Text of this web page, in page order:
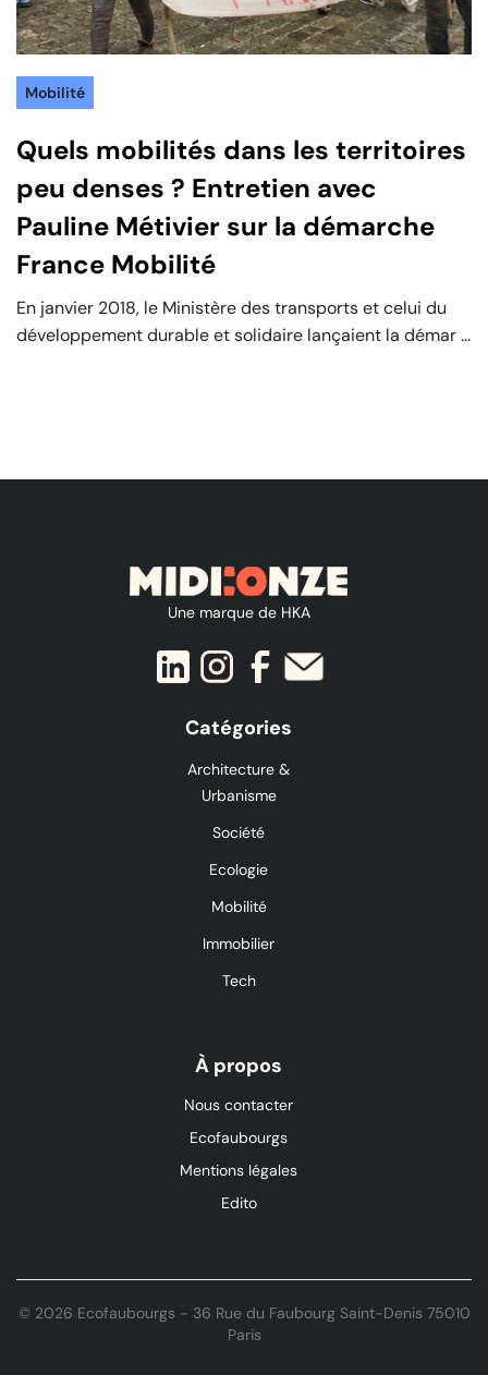
Mobilité
Quels mobilités dans les territoires
peu denses ? Entretien avec
Pauline Métivier sur la démarche
France Mobilité
En janvier 2018, le Ministère des transports et celui du
développement durable et solidaire lançaient la démar ...
Une marque de HKA
Catégories
Architecture &
Urbanisme
Société
Ecologie
Mobilité
Immobilier
Tech
À propos
Nous contacter
Ecofaubourgs
Mentions légales
Edito
© 2026 Ecofaubourgs - 36 Rue du Faubourg Saint-Denis 75010
Paris